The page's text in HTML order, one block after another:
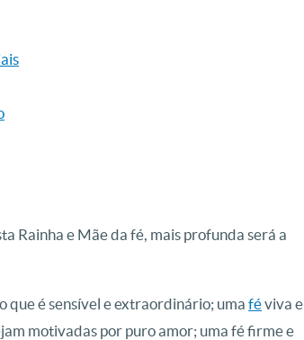
Rainha e Mãe da fé, mais profunda será a
que é sensível e extraordinário; uma féviva e
motivadas por puro amor; uma fé firme e